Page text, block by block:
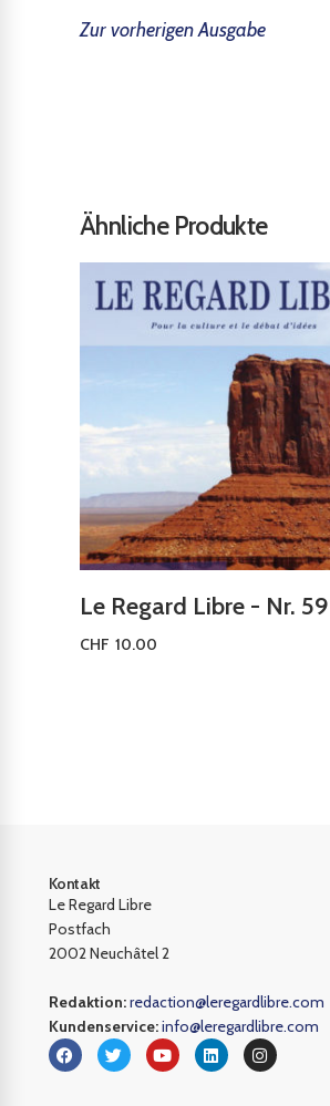
Zur vorherigen Ausgabe
Ähnliche Produkte
Le Regard Libre - Nr. 59
CHF 10.00
Kontakt
Le Regard Libre
Postfach
2002 Neuchâtel 2
Redaktion:redaction@leregardlibre.com
Kundenservice:info@leregardlibre.com